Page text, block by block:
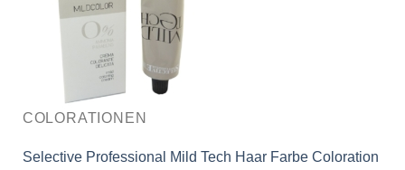
COLORATIONEN
Selective Professional Mild Tech Haar Farbe Coloration